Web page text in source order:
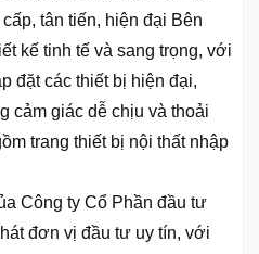
tân tiến, hiện đại Bên
kế tinh tế và sang trọng, với
đặt các thiết bị hiện đại,
cảm giác dễ chịu và thoải
trang thiết bị nội thất nhập
Công ty Cổ Phần đầu tư
đơn vị đầu tư uy tín, với